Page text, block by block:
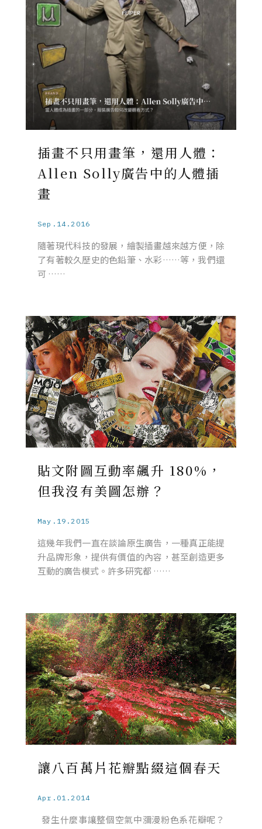
插畫不只用畫筆，還用人體：
Allen Solly廣告中的人體插
畫
Sep.14.2016
隨著現代科技的發展，繪製插畫越來越方便，除
了有著較久歷史的色鉛筆、水彩……等，我們還
可 ……
貼文附圖互動率飆升 180%，
但我沒有美圖怎辦？
May.19.2015
這幾年我們一直在談論原生廣告，一種真正能提
升品牌形象，提供有價值的內容，甚至創造更多
互動的廣告模式。許多研究都 ……
讓八百萬片花瓣點綴這個春天
Apr.01.2014
發生什麼事讓整個空氣中瀰漫粉色系花瓣呢？